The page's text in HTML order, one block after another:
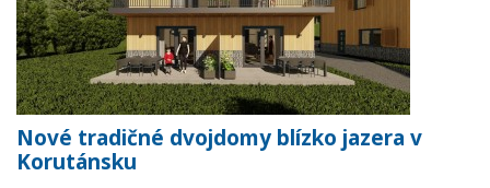
Nové tradičné dvojdomy blízko jazera v
Korutánsku